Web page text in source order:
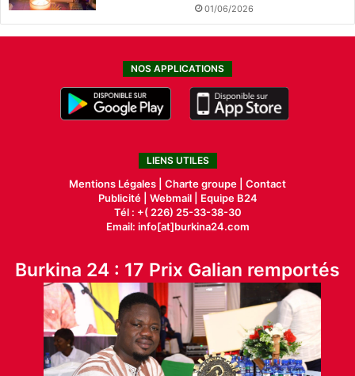
01/06/2026
NOS APPLICATIONS
LIENS UTILES
Mentions Légales | Charte groupe | Contact
Publicité| Webmail |
Equipe B24
Tél : +( 226) 25-33-38-30
Email: info[at]burkina24.com
Burkina 24 : 17 Prix Galian remportés